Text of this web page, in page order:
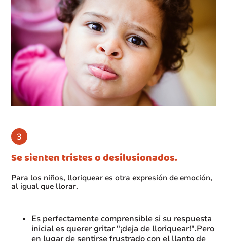
Se sienten tristes o desilusionados.
Para los niños, lloriquear es otra expresión de emoción,
al igual que llorar.
Es perfectamente comprensible si su respuesta
inicial es querer gritar "¡deja de lloriquear!".Pero